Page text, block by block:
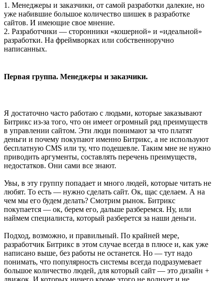
1. Менеджеры и заказчики, от самой разработки далекие, но
уже набившие большое количество шишек в разработке
сайтов. И имеющие свое мнение.
2. Разработчики — сторонники «кошерной» и «идеальной»
разработки. На фреймворках или собственноручно
написанных.
Первая группа. Менеджеры и заказчики.
Я достаточно часто работаю с людьми, которые заказывают
Битрикс из-за того, что он имеет огромный ряд преимуществ
в управлении сайтом. Эти люди понимают за что платят
деньги и почему покупают именно Битрикс, а не используют
бесплатную CMS или ту, что подешевле. Таким мне не нужно
приводить аргументы, составлять перечень преимуществ,
недостатков. Они сами все знают.
Увы, в эту группу попадает и много людей, которые читать не
любят. То есть — нужно сделать сайт. Ок, щас сделаем. А на
чем мы его будем делать? Смотрим рынок. Битрикс
покупается — ок, берем его, дальше разберемся. Ну, или
наймем специалиста, который разберется за наши деньги.
Подход, возможно, и правильный. По крайней мере,
разработчик Битрикс в этом случае всегда в плюсе и, как уже
написано выше, без работы не останется. Но — тут надо
понимать, что популярность системы всегда подразумевает
большое количество людей, для который сайт — это дизайн +